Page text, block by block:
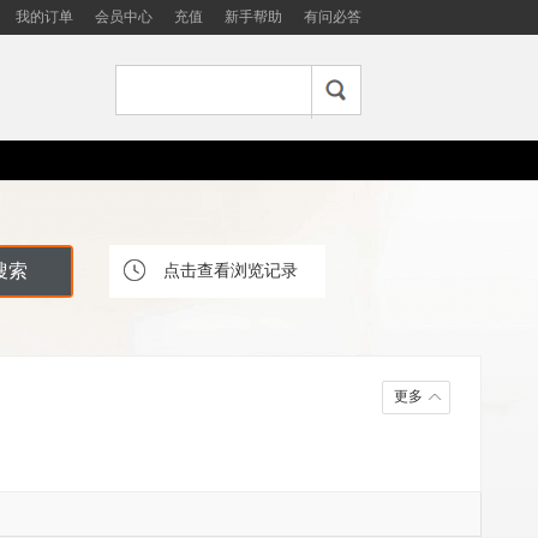
我的订单 会员中心 充值 新手帮助 有问必答
点击查看浏览记录
更多